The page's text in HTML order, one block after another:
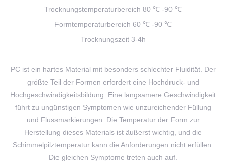
Trocknungstemperaturbereich 80 ℃ -90 ℃
Formtemperaturbereich 60 ℃ -90 ℃
Trocknungszeit 3-4h
PC ist ein hartes Material mit besonders schlechter Fluidität. Der
größte Teil der Formen erfordert eine Hochdruck- und
Hochgeschwindigkeitsbildung. Eine langsamere Geschwindigkeit
führt zu ungünstigen Symptomen wie unzureichender Füllung
und Flussmarkierungen. Die Temperatur der Form zur
Herstellung dieses Materials ist äußerst wichtig, und die
Schimmelpilztemperatur kann die Anforderungen nicht erfüllen.
Die gleichen Symptome treten auch auf.